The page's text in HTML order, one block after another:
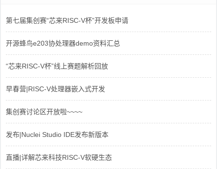
第七届集创赛“芯来RISC-V杯”开发板申请
开源蜂鸟e203协处理器demo资料汇总
“芯来RISC-V杯”线上赛题解析回放
早春营|RISC-V处理器嵌入式开发
集创赛讨论区开放啦~~~~
发布|Nuclei Studio IDE发布新版本
直播|详解芯来科技RISC-V软硬生态